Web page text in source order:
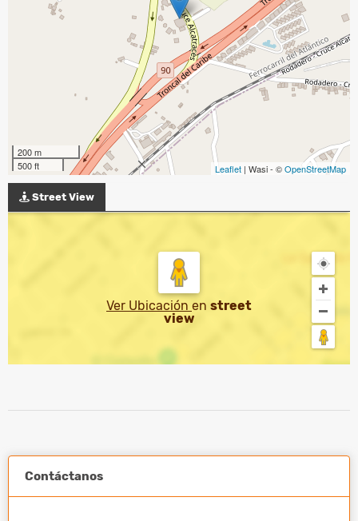
200 m
500 ft
Leaflet | Wasi - ©OpenStreetMap
Street View
Ver Ubicación en street
view
Contáctanos